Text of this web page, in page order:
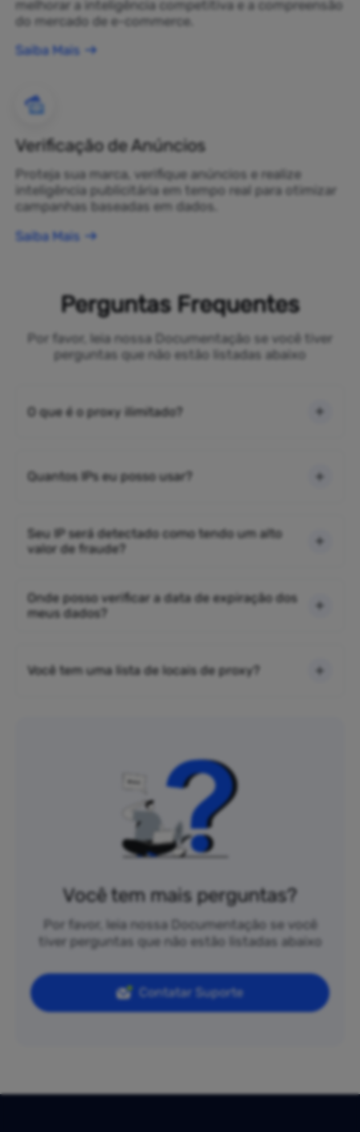
melhorar a inteligência competitiva e a compreensão
do mercado de e-commerce.
Saiba Mais
Verificação de Anúncios
Proteja sua marca, verifique anúncios e realize
inteligência publicitária em tempo real para otimizar
campanhas baseadas em dados.
Saiba Mais
Perguntas Frequentes
Por favor, leia nossa Documentação se você tiver
perguntas que não estão listadas abaixo
O que é o proxy ilimitado?
Quantos IPs eu posso usar?
Seu IP será detectado como tendo um alto
valor de fraude?
Onde posso verificar a data de expiração dos
meus dados?
Você tem uma lista de locais de proxy?
Você tem mais perguntas?
Por favor, leia nossa Documentação se você
tiver perguntas que não estão listadas abaixo
Contatar Suporte